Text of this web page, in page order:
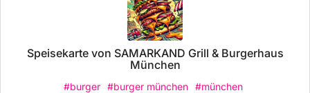
Speisekarte von SAMARKAND Grill & Burgerhaus
München
#burger #burger münchen #münchen